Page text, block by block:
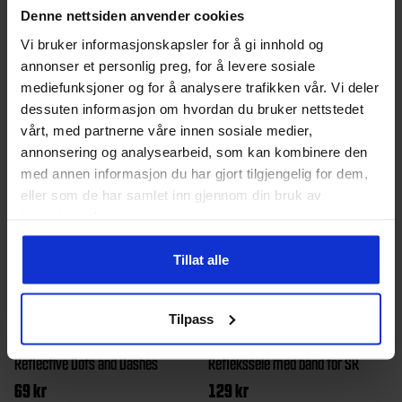
Denne nettsiden anvender cookies
Vi bruker informasjonskapsler for å gi innhold og
annonser et personlig preg, for å levere sosiale
mediefunksjoner og for å analysere trafikken vår. Vi deler
dessuten informasjon om hvordan du bruker nettstedet
vårt, med partnerne våre innen sosiale medier,
annonsering og analysearbeid, som kan kombinere den
med annen informasjon du har gjort tilgjengelig for dem,
eller som de har samlet inn gjennom din bruk av
Tillat alle
Tilpass
hals.Yttermateriale 70% merinoull 30%
polyesterInnside 100% polyester
Andre produkter
Nathan
Reflective Dots and Dashes
69kr
Portland
Reflekssele med bånd for SR
129kr